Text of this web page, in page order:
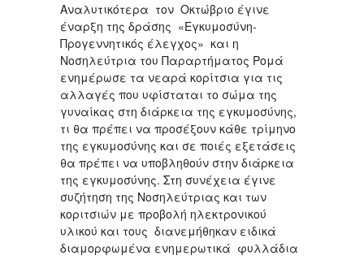
Αναλυτικότερα τον Οκτώβριο έγινε
έναρξη της δράσης «Εγκυμοσύνη-
Προγεννητικός έλεγχος» και η
Νοσηλεύτρια του Παραρτήματος Ρομά
ενημέρωσε τα νεαρά κορίτσια για τις
αλλαγές που υφίσταται το σώμα της
γυναίκας στη διάρκεια της εγκυμοσύνης,
τι θα πρέπει να προσέξουν κάθε τρίμηνο
της εγκυμοσύνης και σε ποιές εξετάσεις
θα πρέπει να υποβληθούν στην διάρκεια
της εγκυμοσύνης. Στη συνέχεια έγινε
συζήτηση της Νοσηλεύτριας και των
κοριτσιών με προβολή ηλεκτρονικού
υλικού και τους διανεμήθηκαν ειδικά
διαμορφωμένα ενημερωτικά φυλλάδια